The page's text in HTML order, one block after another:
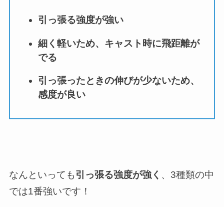
引っ張る強度が強い
細く軽いため、キャスト時に飛距離が
でる
引っ張ったときの伸びが少ないため、
感度が良い
なんといっても引っ張る強度が強く 、3種類の中
では1番強いです！